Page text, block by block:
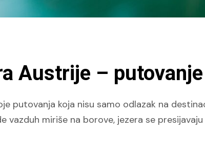
Austrije –
putovanja koja nisu samo odlazak na
vazduh miriše na borove, jezera se